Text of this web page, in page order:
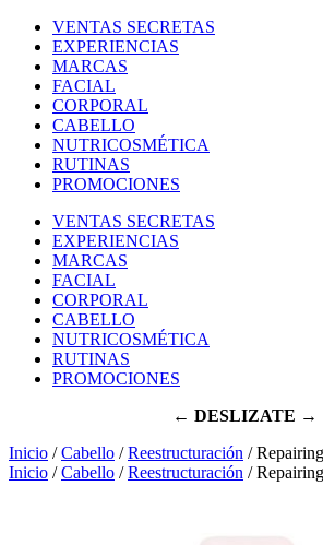
VENTAS SECRETAS
EXPERIENCIAS
MARCAS
FACIAL
CORPORAL
CABELLO
NUTRICOSMÉTICA
RUTINAS
PROMOCIONES
VENTAS SECRETAS
EXPERIENCIAS
MARCAS
FACIAL
CORPORAL
CABELLO
NUTRICOSMÉTICA
RUTINAS
PROMOCIONES
← DESLIZATE →
Inicio /Cabello /Reestructuración /
Inicio /Cabello /Reestructuración /